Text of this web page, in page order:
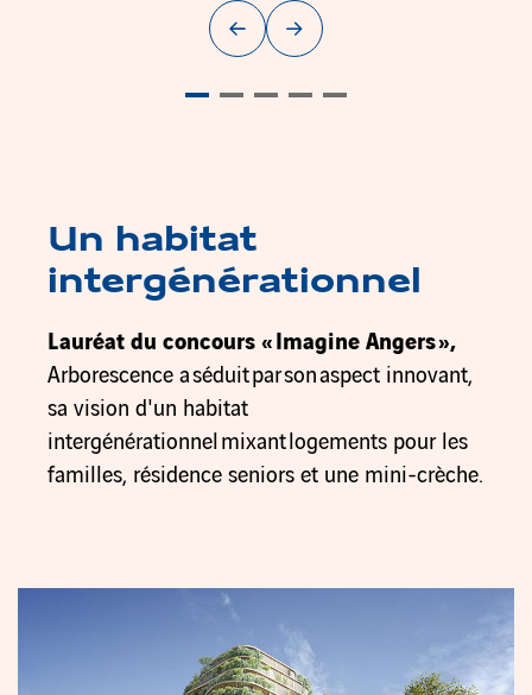
Diapositive précédente
Diapositive suivante
Un habitat
intergénérationnel
Lauréat du concours « Imagine Angers »,
Arborescence a séduit par son aspect innovant,
sa vision d'un habitat
intergénérationnel mixant logements pour les
familles, résidence seniors et une mini-crèche.